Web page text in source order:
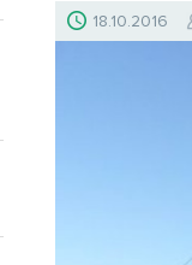
18.10.2016